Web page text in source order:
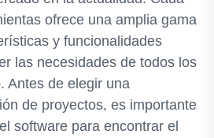
ofrece una amplia gama
y funcionalidades
las necesidades de todos los
Antes de elegir una
de proyectos, es importante
software para encontrar el